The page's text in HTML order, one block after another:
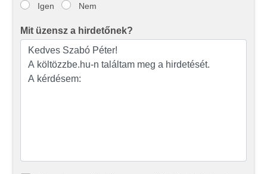
Igen Nem
Mit üzensz a hirdetőnek?